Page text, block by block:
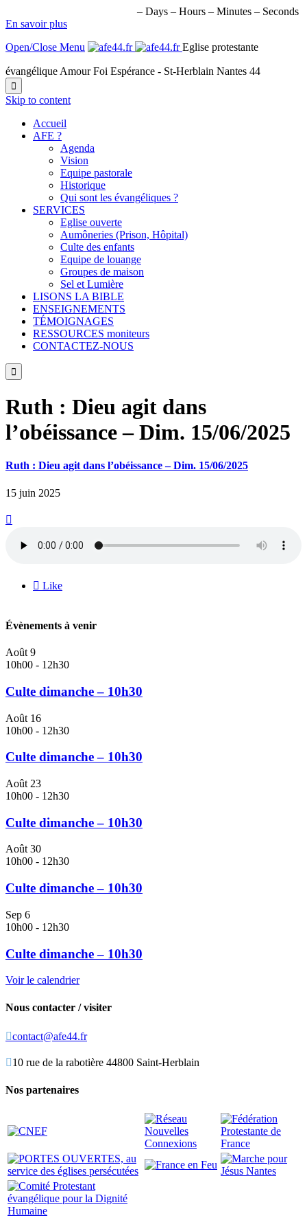
– Days – Hours – Minutes – Seconds
En savoir plus
Open/Close Menu Eglise protestante
évangélique Amour Foi Espérance - St-Herblain Nantes 44

Skip to content
Accueil
AFE ?
Agenda
Vision
Equipe pastorale
Historique
Qui sont les évangéliques ?
SERVICES
Eglise ouverte
Aumôneries (Prison, Hôpital)
Culte des enfants
Equipe de louange
Groupes de maison
Sel et Lumière
LISONS LA BIBLE
ENSEIGNEMENTS
TÉMOIGNAGES
RESSOURCES moniteurs
CONTACTEZ-NOUS

Ruth : Dieu agit dans
l’obéissance – Dim. 15/06/2025
Ruth : Dieu agit dans l’obéissance – Dim. 15/06/2025
15 juin 2025

 Like
Évènements à venir
Août 9
10h00 - 12h30
Culte dimanche – 10h30
Août 16
10h00 - 12h30
Culte dimanche – 10h30
Août 23
10h00 - 12h30
Culte dimanche – 10h30
Août30
10h00 - 12h30
Culte dimanche – 10h30
Sep 6
10h00 - 12h30
Culte dimanche – 10h30
Voir le calendrier
Nous contacter / visiter
contact@afe44.fr
10 rue de la rabotière 44800 Saint-Herblain
Nos partenaires